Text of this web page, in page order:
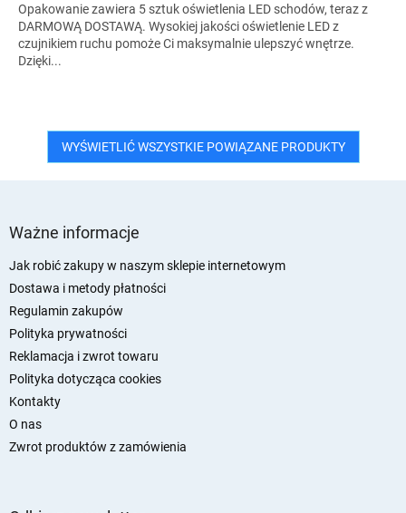
Opakowanie zawiera 5 sztuk oświetlenia LED schodów, teraz z
DARMOWĄ DOSTAWĄ. Wysokiej jakości oświetlenie LED z
czujnikiem ruchu pomoże Ci maksymalnie ulepszyć wnętrze.
Dzięki...
WYŚWIETLIĆ WSZYSTKIE POWIĄZANE PRODUKTY
Ważne informacje
Jak robić zakupy w naszym sklepie internetowym
Dostawa i metody płatności
Regulamin zakupów
Polityka prywatności
Reklamacja i zwrot towaru
Polityka dotycząca cookies
Kontakty
O nas
Zwrot produktów z zamówienia